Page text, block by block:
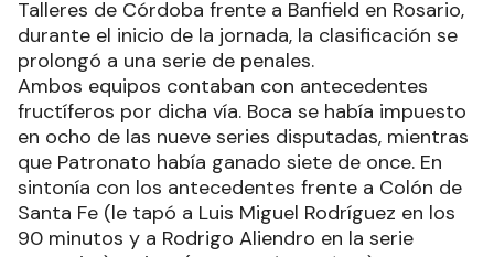
Talleres de Córdoba frente a Banfield en Rosario,
durante el inicio de la jornada, la clasificación se
prolongó a una serie de penales.
Ambos equipos contaban con antecedentes
fructíferos por dicha vía. Boca se había impuesto
en ocho de las nueve series disputadas, mientras
que Patronato había ganado siete de once. En
sintonía con los antecedentes frente a Colón de
Santa Fe (le tapó a Luis Miguel Rodríguez en los
90 minutos y a Rodrigo Aliendro en la serie